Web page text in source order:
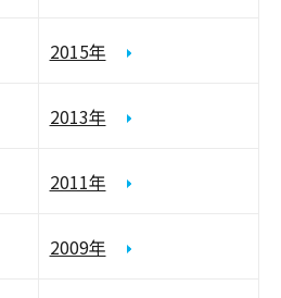
2015年
2013年
2011年
2009年